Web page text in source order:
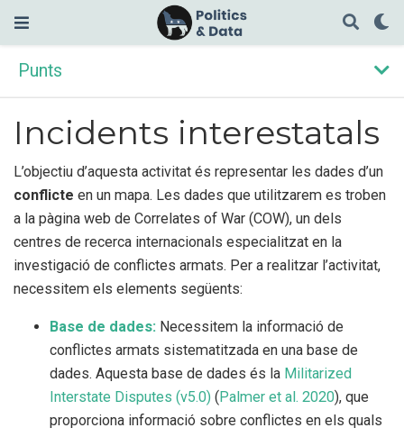
Punts
Incidents interestatals
L’objectiu d’aquesta activitat és representar les dades d’un
conflicte en un mapa. Les dades que utilitzarem es troben
a la pàgina web de Correlates of War (COW), un dels
centres de recerca internacionals especialitzat en la
investigació de conflictes armats. Per a realitzar l’activitat,
necessitem els elements següents:
Base de dades: Necessitem la informació de
conflictes armats sistematitzada en una base de
dades. Aquesta base de dades és la Militarized
Interstate Disputes (v5.0) ( Palmer et al. 2020), que
proporciona informació sobre conflictes en els quals